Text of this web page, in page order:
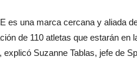
es una marca cercana y aliada
de 110 atletas que estarán
explicó Suzanne Tablas, jefe de